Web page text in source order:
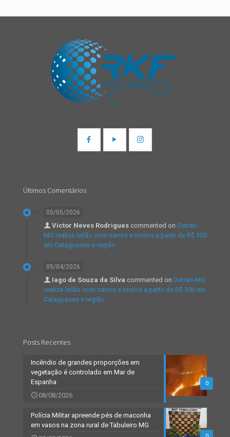
Últimos Comentários
05/05/2026
Victor Neves Rodrigues commented on Detran-
MG realiza leilão com carros e motos a partir de R$ 300
em Cataguases e região.
05/04/2026
Iago de Souza da Silva commented on Detran-MG
realiza leilão com carros e motos a partir de R$ 300 em
Cataguases e região.
Posts Recentes
0
Incêndio de grandes proporções em
vegetação é controlado em Mar de
Espanha
08/08/2026
Polícia Militar apreende pés de maconha
em vasos na zona rural de Tabuleiro MG